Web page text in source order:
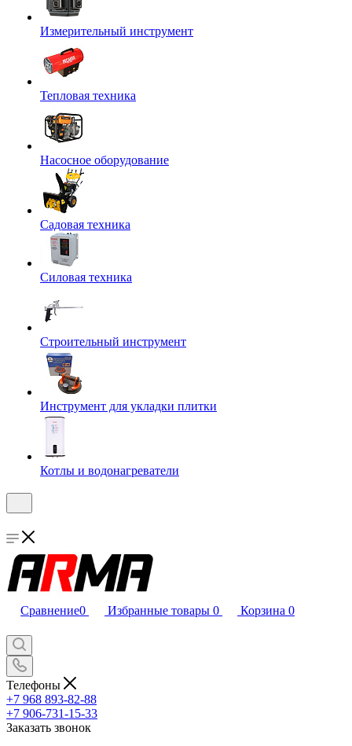
Измерительный инструмент
Тепловая техника
Насосное оборудование
Садовая техника
Силовая техника
Строительный инструмент
Инструмент для укладки плитки
Котлы и водонагреватели
Сравнение0 Избранные товары 0 Корзина 0
Телефоны
+7 968 893-82-88
+7 906-731-15-33
Заказать звонок